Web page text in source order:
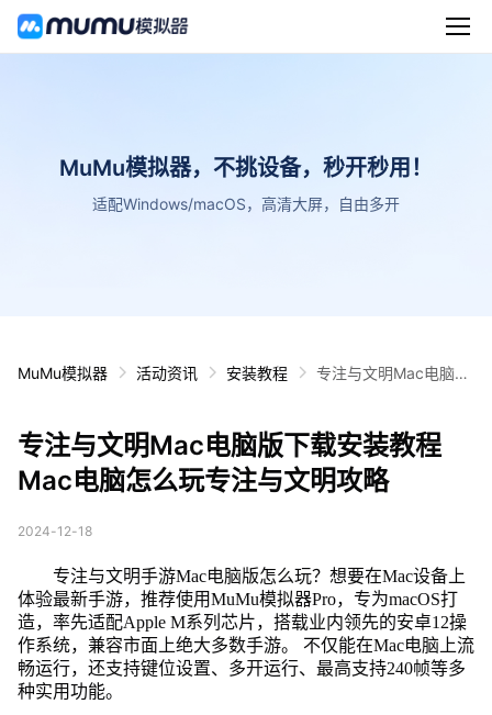
MuMu模拟器，不挑设备，秒开秒用！
适配Windows/macOS，高清大屏，自由多开
MuMu模拟器 活动资讯 安装教程
专注与文明Mac电脑版
专注与文明Mac电脑版下载安装教程
Mac电脑怎么玩专注与文明攻略
2024-12-18
专注与文明手游Mac电脑版怎么玩？想要在Mac设备上
体验最新手游，推荐使用MuMu模拟器Pro，专为macOS打
造，率先适配Apple M系列芯片，搭载业内领先的安卓12操
作系统，兼容市面上绝大多数手游。 不仅能在Mac电脑上流
畅运行，还支持键位设置、多开运行、最高支持240帧等多
种实用功能。